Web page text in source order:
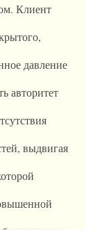
Клиент
давление
авторитет
выдвигая